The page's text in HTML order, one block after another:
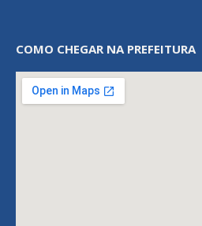
COMO CHEGAR NA PREFEITURA